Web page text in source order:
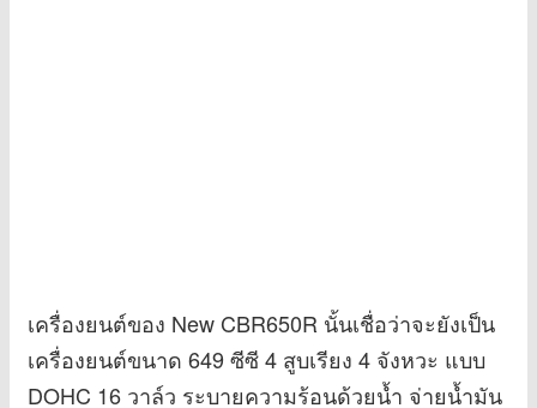
เครื่องยนต์ของ New CBR650R นั้นเชื่อว่าจะยังเป็น
เครื่องยนต์ขนาด 649 ซีซี 4 สูบเรียง 4 จังหวะ แบบ
DOHC 16 วาล์ว ระบายความร้อนด้วยน้ำ จ่ายน้ำมัน